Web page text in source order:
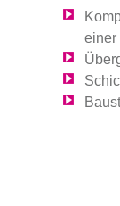
einer